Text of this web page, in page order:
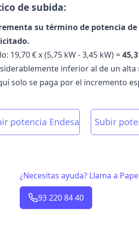
de subida:
su término de potencia de
19,70 € x (5,75 kW - 3,45 kW) =
inferior al de un
solo se paga por el incremento
potencia Endesa Subir
¿Necesitas ayuda? Llama a
93 220 84 40